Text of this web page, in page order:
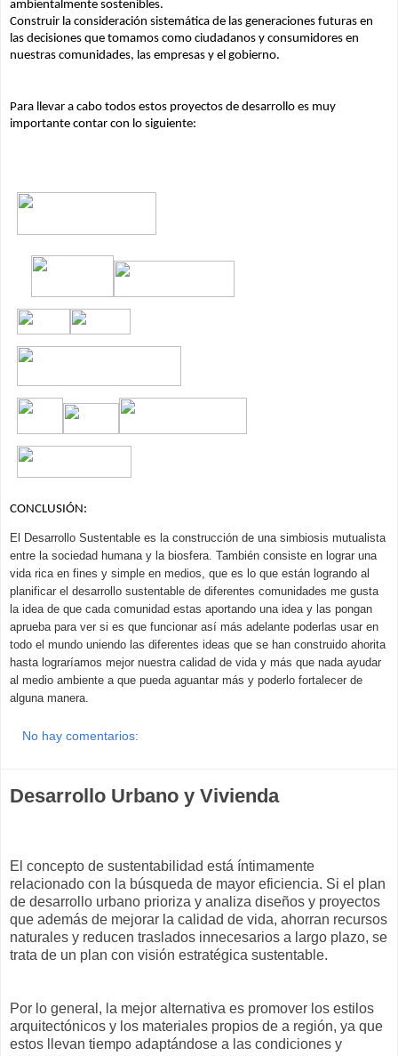
ambientalmente sostenibles.
Construir la consideración sistemática de las generaciones futuras en
las decisiones que tomamos como ciudadanos y consumidores en
nuestras comunidades, las empresas y el gobierno.
Para llevar a cabo todos estos proyectos de desarrollo es muy
importante contar con lo siguiente:
CONCLUSIÓN:
El Desarrollo Sustentable es la construcción de una simbiosis mutualista
entre la sociedad humana y la biosfera. También consiste en lograr una
vida rica en fines y simple en medios, que es lo que están logrando al
planificar el desarrollo sustentable de diferentes comunidades me gusta
la idea de que cada comunidad estas aportando una idea y las pongan
aprueba para ver si es que funcionar así más adelante poderlas usar en
todo el mundo uniendo las diferentes ideas que se han construido ahorita
hasta lograríamos mejor nuestra calidad de vida y más que nada ayudar
al medio ambiente a que pueda aguantar más y poderlo fortalecer de
alguna manera.
No hay comentarios:
Desarrollo Urbano y Vivienda
El concepto de sustentabilidad está íntimamente
relacionado con la búsqueda de mayor eficiencia. Si el plan
de desarrollo urbano prioriza y analiza diseños y proyectos
que además de mejorar la calidad de vida, ahorran recursos
naturales y reducen traslados innecesarios a largo plazo, se
trata de un plan con visión estratégica sustentable.
Por lo general, la mejor alternativa es promover los estilos
arquitectónicos y los materiales propios de a región, ya que
estos llevan tiempo adaptándose a las condiciones y